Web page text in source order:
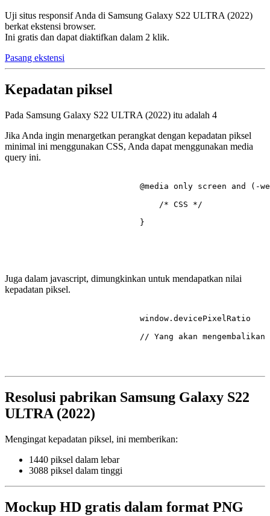
Uji situs responsif Anda di Samsung Galaxy S22 ULTRA (2022)
berkat ekstensi browser.
Ini gratis dan dapat diaktifkan dalam 2 klik.
Pasang ekstensi
Kepadatan piksel
Pada Samsung Galaxy S22 ULTRA (2022) itu adalah 4
Jika Anda ingin menargetkan perangkat dengan kepadatan piksel
minimal ini menggunakan CSS, Anda dapat menggunakan media
query ini.
@media only screen and (-
/* CSS */
                            }
Juga dalam javascript, dimungkinkan untuk mendapatkan nilai
kepadatan piksel.
                            window.
devicePixelRatio
// Yang akan mengembalikan
Resolusi pabrikan Samsung Galaxy S22
ULTRA (2022)
Mengingat kepadatan piksel, ini memberikan:
1440 piksel dalam lebar
3088 piksel dalam tinggi
Mockup HD gratis dalam format PNG